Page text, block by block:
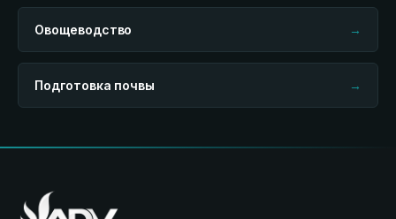
Овощеводство →
Подготовка почвы →